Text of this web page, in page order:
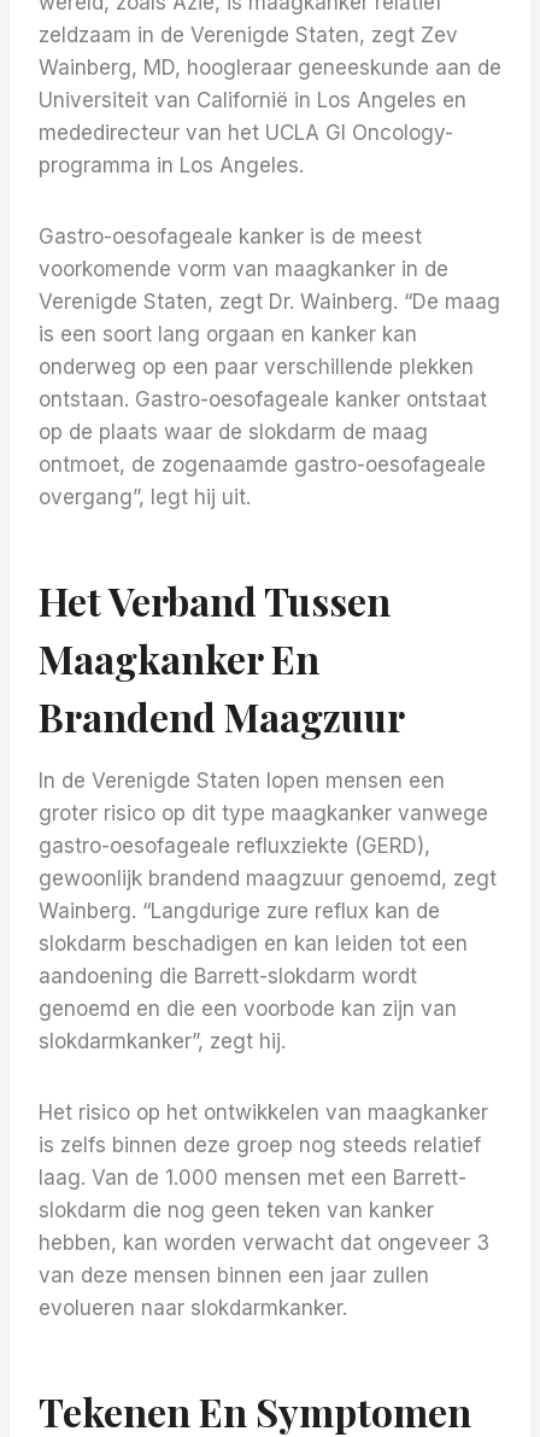
zeldzaam in de Verenigde Staten, zegt Zev
Wainberg, MD, hoogleraar geneeskunde aan de
Universiteit van Californië in Los Angeles en
mededirecteur van het UCLA GI Oncology-
programma in Los Angeles.
Gastro-oesofageale kanker is de meest
voorkomende vorm van maagkanker in de
Verenigde Staten, zegt Dr. Wainberg. “De maag
is een soort lang orgaan en kanker kan
onderweg op een paar verschillende plekken
ontstaan. Gastro-oesofageale kanker ontstaat
op de plaats waar de slokdarm de maag
ontmoet, de zogenaamde gastro-oesofageale
overgang”, legt hij uit.
Het Verband Tussen
Maagkanker En
Brandend Maagzuur
In de Verenigde Staten lopen mensen een
groter risico op dit type maagkanker vanwege
gastro-oesofageale refluxziekte (GERD),
gewoonlijk brandend maagzuur genoemd, zegt
Wainberg. “Langdurige zure reflux kan de
slokdarm beschadigen en kan leiden tot een
aandoening die Barrett-slokdarm wordt
genoemd en die een voorbode kan zijn van
slokdarmkanker”, zegt hij.
Het risico op het ontwikkelen van maagkanker
is zelfs binnen deze groep nog steeds relatief
laag. Van de 1.000 mensen met een Barrett-
slokdarm die nog geen teken van kanker
hebben, kan worden verwacht dat ongeveer 3
van deze mensen binnen een jaar zullen
evolueren naar slokdarmkanker.
Tekenen En Symptomen